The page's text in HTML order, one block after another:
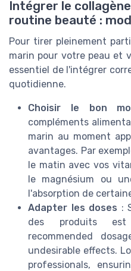
Intégrer le
routine beauté :
Pour tirer pleinement
marin pour votre peau et
essentiel de l'intégrer
quotidienne.
Choisir le bon
compléments
marin au moment
avantages. Par
le matin avec vos
le magnésium ou
l'absorption de
Adapter les doses :
des produits
recommended
undesirable effects.
professionals,